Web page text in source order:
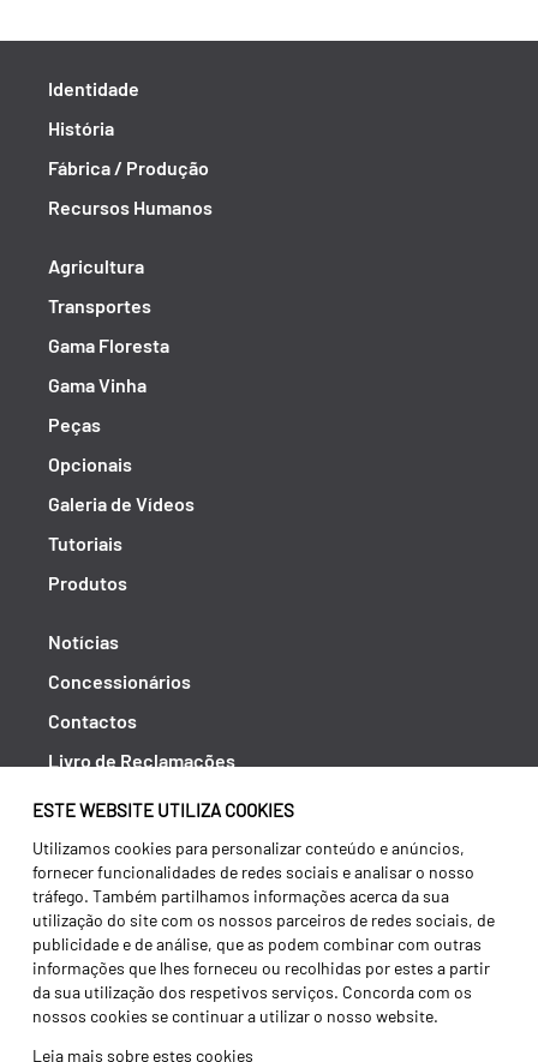
ESTE WEBSITE UTILIZA COOKIES
Utilizamos cookies para personalizar conteúdo e anúncios,
fornecer funcionalidades de redes sociais e analisar o nosso
tráfego. Também partilhamos informações acerca da sua
utilização do site com os nossos parceiros de redes sociais, de
publicidade e de análise, que as podem combinar com outras
informações que lhes forneceu ou recolhidas por estes a partir
da sua utilização dos respetivos serviços. Concorda com os
nossos cookies se continuar a utilizar o nosso website.
Leia mais sobre estes cookies
Identidade
História
Fábrica / Produção
Recursos Humanos
Agricultura
Transportes
Gama Floresta
Gama Vinha
Peças
Opcionais
Galeria de Vídeos
Tutoriais
Produtos
Notícias
Concessionários
Contactos
Livro de Reclamações
Política de Privacidade
Canal de Denúncias (RGPC)
Termos e condições